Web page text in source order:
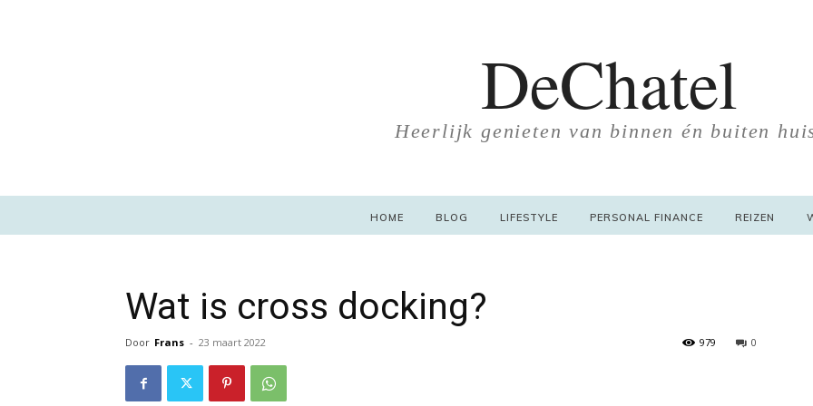
DeChatel
Heerlijk genieten van binnen én buiten
HOME BLOG LIFESTYLE PERSONAL FINANCE REIZEN
Wat is cross docking?
Door Frans - 23 maart 2022 0
979